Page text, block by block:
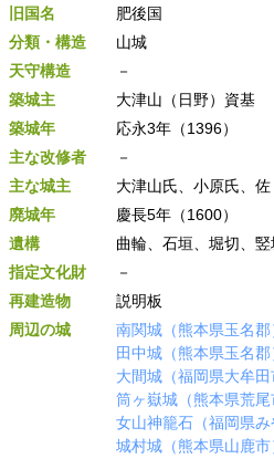
旧国名
肥後国
分類・構造
山城
天守構造
－
築城主
大津山（日野）資基
築城年
応永3年（1396）
主な改修者
－
主な城主
大津山氏、小原氏、
廃城年
慶長5年（1600）
遺構
曲輪、石垣、堀切、竪
指定文化財
－
再建造物
説明板
周辺の城
南関城（熊本県玉名郡
田中城（熊本県玉名郡
大間城（福岡県大牟田
筒ヶ嶽城（熊本県荒尾
女山神籠石（福岡県み
城村城（熊本県山鹿市